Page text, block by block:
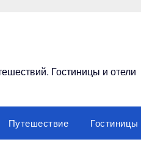
Гостиницы и отели
Путешествие Гостиницы